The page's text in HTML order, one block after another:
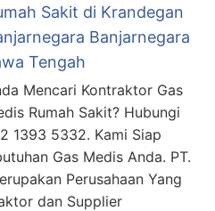
Sakit di Krandegan
Banjarnegara
Tengah
Mencari Kontraktor Gas
Rumah Sakit? Hubungi
1393 5332. Kami Siap
Gas Medis Anda. PT.
Perusahaan Yang
dan Supplier